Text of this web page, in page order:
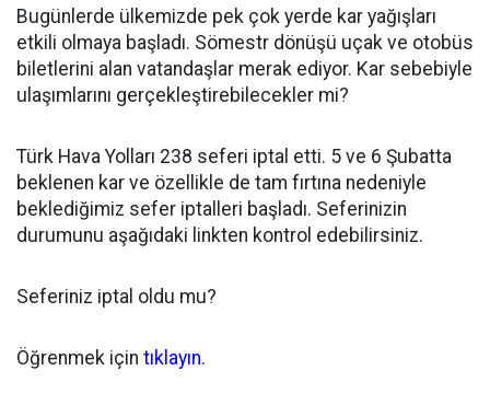
Bugünlerde ülkemizde pek çok yerde kar yağışları
etkili olmaya başladı. Sömestr dönüşü uçak ve otobüs
biletlerini alan vatandaşlar merak ediyor. Kar sebebiyle
ulaşımlarını gerçekleştirebilecekler mi?
Türk Hava Yolları 238 seferi iptal etti. 5 ve 6 Şubatta
beklenen kar ve özellikle de tam fırtına nedeniyle
beklediğimiz sefer iptalleri başladı. Seferinizin
durumunu aşağıdaki linkten kontrol edebilirsiniz.
Seferiniz iptal oldu mu?
Öğrenmek için tıklayın.